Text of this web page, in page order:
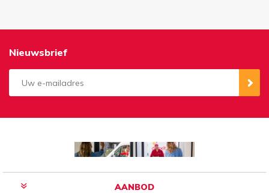
Nieuwsbrief
AANBOD